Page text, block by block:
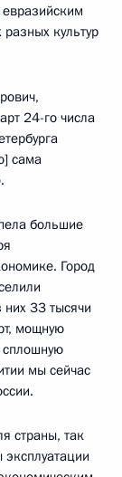
культур
24-го числа
сама
большие
Город
33 тысячи
мощную
сплошную
мы сейчас
страны, так